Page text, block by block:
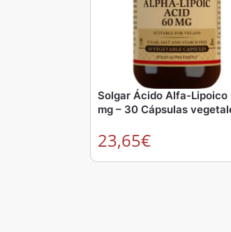
Solgar Ácido Alfa-Lipoico
mg – 30 Cápsulas
23,65€